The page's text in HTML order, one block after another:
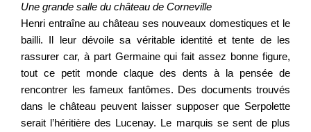
Une grande salle du château de Corneville
Henri entraîne au château ses nouveaux domestiques et le
bailli. Il leur dévoile sa véritable identité et tente de les
rassurer car, à part Germaine qui fait assez bonne figure,
tout ce petit monde claque des dents à la pensée de
rencontrer les fameux fantômes. Des documents trouvés
dans le château peuvent laisser supposer que Serpolette
serait l’héritière des Lucenay. Le marquis se sent de plus